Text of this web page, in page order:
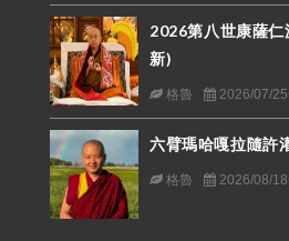
2026第八世康薩
新)
格魯 2026/07/
六臂瑪哈嘎拉隨許
格魯 2026/08/